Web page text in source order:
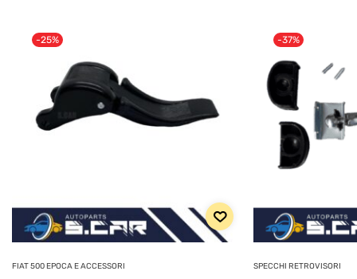
-25%
FIAT 500 EPOCA E ACCESSORI
-37%
SPECCHI RETROVISORI